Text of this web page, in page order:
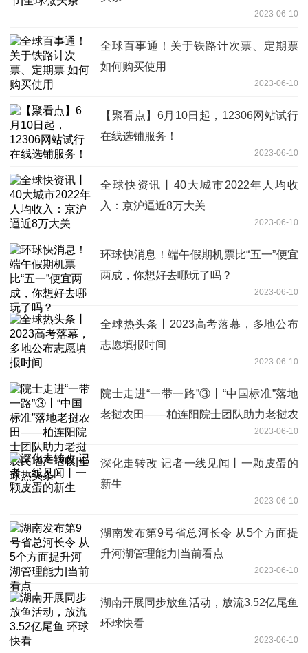
2023-06-10
全球百事通！关于铁路计次票、定期票
如何购买使用
2023-06-10
【聚看点】6月10日起，12306网站试行
在线选铺服务！
2023-06-10
全球快资讯丨40大城市2022年人均收
入：京沪逼近8万大关
2023-06-10
环球快消息！端午假期机票比“五一”便宜
两成，你想好去哪玩了吗？
2023-06-10
全球热头条丨2023高考落幕，多地公布
志愿填报时间
2023-06-10
院士走进“一带一路”③丨“中国标准”落地
老挝农田——柏连阳院士团队助力老挝农
2023-06-10
深化走转改 记者一线见闻丨一颗皮蛋的
新生
2023-06-10
湖南发布第9号省总河长令 从5个方面提
升河湖管理能力|当前看点
2023-06-10
湖南开展同步放鱼活动，放流3.52亿尾鱼
环球快看
2023-06-10